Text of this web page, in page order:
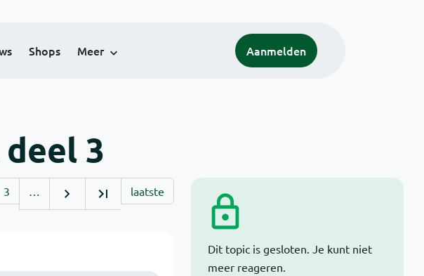
Shops Meer Aanmelden
3
Dit topic is gesloten. Je kunt niet
meer reageren.
3 … laatste